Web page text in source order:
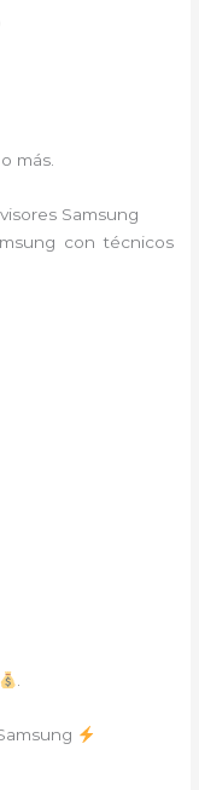
más.
Samsung
con técnicos
.